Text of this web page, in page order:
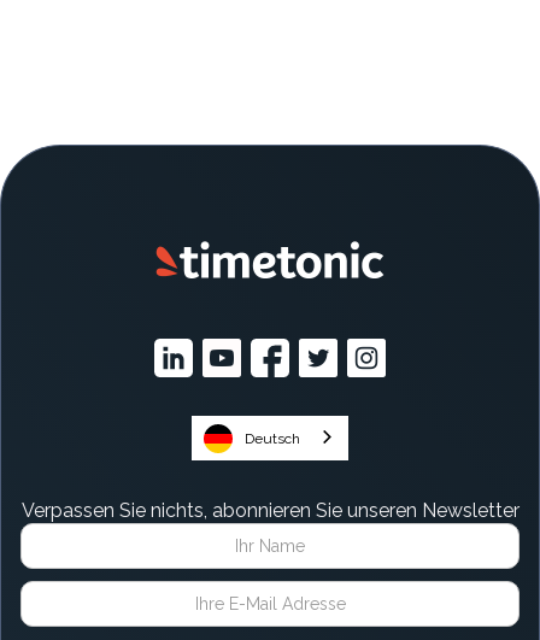
Deutsch
Verpassen Sie nichts, abonnieren Sie unseren Newsletter